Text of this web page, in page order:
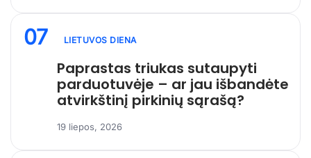
07 LIETUVOS DIENA
Paprastas triukas sutaupyti
parduotuvėje – ar jau išbandėte
atvirkštinį pirkinių sąrašą?
19 liepos, 2026